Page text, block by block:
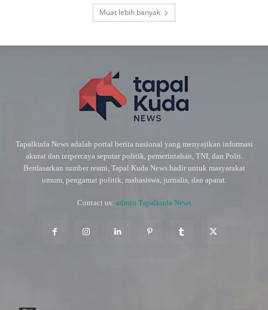
Muat lebih banyak
Tapalkuda News adalah portal berita nasional yang menyajikan informasi
akurat dan terpercaya seputar politik, pemerintahan, TNI, dan Polri.
Berdasarkan sumber resmi, Tapal Kuda News hadir untuk masyarakat
umum, pengamat politik, mahasiswa, jurnalis, dan aparat.
Contact us: admin Tapalkuda News